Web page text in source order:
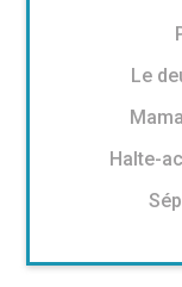
Le
Halte-